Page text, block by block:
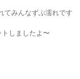
てみんなずぶ濡れです
しましたよ〜